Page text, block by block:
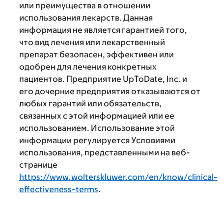
или преимущества в отношении
использования лекарств. Данная
информация не является гарантией того,
что вид лечения или лекарственный
препарат безопасен, эффективен или
одобрен для лечения конкретных
пациентов. Предприятие UpToDate, Inc. и
его дочерние предприятия отказываются от
любых гарантий или обязательств,
связанных с этой информацией или ее
использованием. Использование этой
информации регулируется Условиями
использования, представленными на веб-
странице
https://www.wolterskluwer.com/en/know/clinical-
effectiveness-terms.